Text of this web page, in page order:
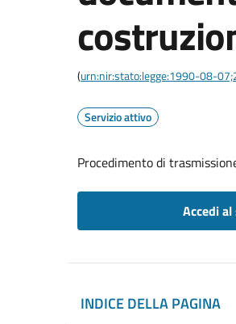
(urn:nir:stato:legge:1990-08-
Servizio attivo
Procedimento di
Accedi
INDICE DELLA PAGINA